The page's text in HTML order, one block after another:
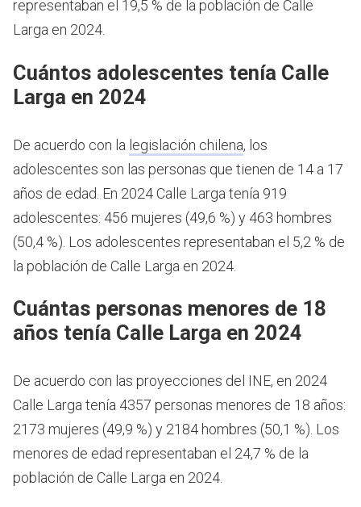
representaban el 19,5 % de la población de Calle
Larga en 2024.
Cuántos adolescentes tenía Calle
Larga en 2024
De acuerdo con la legislación chilena, los
adolescentes son las personas que tienen de 14 a 17
años de edad. En 2024 Calle Larga tenía 919
adolescentes: 456 mujeres (49,6 %) y 463 hombres
(50,4 %). Los adolescentes representaban el 5,2 % de
la población de Calle Larga en 2024.
Cuántas personas menores de 18
años tenía Calle Larga en 2024
De acuerdo con las proyecciones del INE, en 2024
Calle Larga tenía 4357 personas menores de 18 años:
2173 mujeres (49,9 %) y 2184 hombres (50,1 %). Los
menores de edad representaban el 24,7 % de la
población de Calle Larga en 2024.